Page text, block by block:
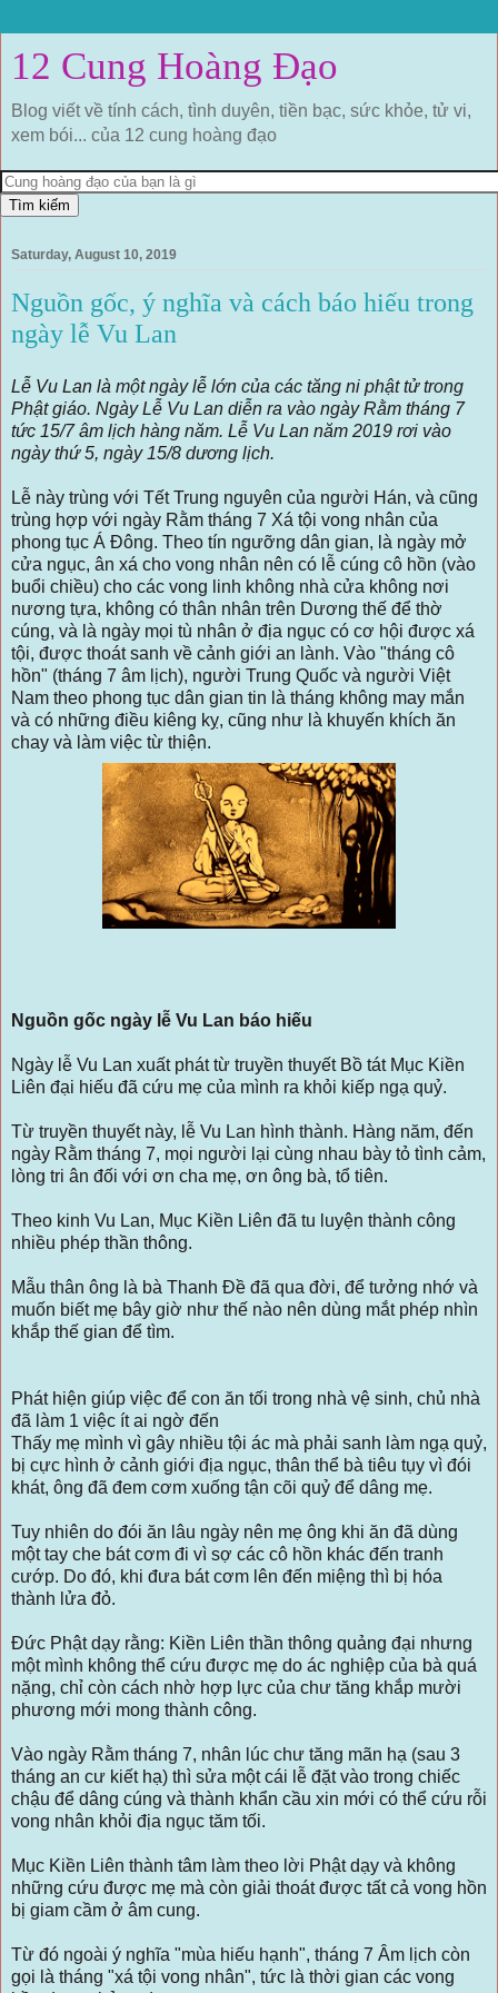
12 Cung Hoàng Đạo
Blog viết về tính cách, tình duyên, tiền bạc, sức khỏe, tử vi,
xem bói... của 12 cung hoàng đạo
Saturday, August 10, 2019
Nguồn gốc, ý nghĩa và cách báo hiếu trong
ngày lễ Vu Lan
Lễ Vu Lan là một ngày lễ lớn của các tăng ni phật tử trong
Phật giáo. Ngày Lễ Vu Lan diễn ra vào ngày Rằm tháng 7
tức 15/7 âm lịch hàng năm. Lễ Vu Lan năm 2019 rơi vào
ngày thứ 5, ngày 15/8 dương lịch.
Lễ này trùng với Tết Trung nguyên của người Hán, và cũng
trùng hợp với ngày Rằm tháng 7 Xá tội vong nhân của
phong tục Á Đông. Theo tín ngưỡng dân gian, là ngày mở
cửa ngục, ân xá cho vong nhân nên có lễ cúng cô hồn (vào
buổi chiều) cho các vong linh không nhà cửa không nơi
nương tựa, không có thân nhân trên Dương thế để thờ
cúng, và là ngày mọi tù nhân ở địa ngục có cơ hội được xá
tội, được thoát sanh về cảnh giới an lành. Vào "tháng cô
hồn" (tháng 7 âm lịch), người Trung Quốc và người Việt
Nam theo phong tục dân gian tin là tháng không may mắn
và có những điều kiêng kỵ, cũng như là khuyến khích ăn
chay và làm việc từ thiện.
Nguồn gốc ngày lễ Vu Lan báo hiếu
Ngày lễ Vu Lan xuất phát từ truyền thuyết Bồ tát Mục Kiền
Liên đại hiếu đã cứu mẹ của mình ra khỏi kiếp ngạ quỷ.
Từ truyền thuyết này, lễ Vu Lan hình thành. Hàng năm, đến
ngày Rằm tháng 7, mọi người lại cùng nhau bày tỏ tình cảm,
lòng tri ân đối với ơn cha mẹ, ơn ông bà, tổ tiên.
Theo kinh Vu Lan, Mục Kiền Liên đã tu luyện thành công
nhiều phép thần thông.
Mẫu thân ông là bà Thanh Đề đã qua đời, để tưởng nhớ và
muốn biết mẹ bây giờ như thế nào nên dùng mắt phép nhìn
khắp thế gian để tìm.
Phát hiện giúp việc để con ăn tối trong nhà vệ sinh, chủ nhà
đã làm 1 việc ít ai ngờ đến
Thấy mẹ mình vì gây nhiều tội ác mà phải sanh làm ngạ quỷ,
bị cực hình ở cảnh giới địa ngục, thân thể bà tiêu tụy vì đói
khát, ông đã đem cơm xuống tận cõi quỷ để dâng mẹ.
Tuy nhiên do đói ăn lâu ngày nên mẹ ông khi ăn đã dùng
một tay che bát cơm đi vì sợ các cô hồn khác đến tranh
cướp. Do đó, khi đưa bát cơm lên đến miệng thì bị hóa
thành lửa đỏ.
Đức Phật dạy rằng: Kiền Liên thần thông quảng đại nhưng
một mình không thể cứu được mẹ do ác nghiệp của bà quá
nặng, chỉ còn cách nhờ hợp lực của chư tăng khắp mười
phương mới mong thành công.
Vào ngày Rằm tháng 7, nhân lúc chư tăng mãn hạ (sau 3
tháng an cư kiết hạ) thì sửa một cái lễ đặt vào trong chiếc
chậu để dâng cúng và thành khẩn cầu xin mới có thể cứu rỗi
vong nhân khỏi địa ngục tăm tối.
Mục Kiền Liên thành tâm làm theo lời Phật dạy và không
những cứu được mẹ mà còn giải thoát được tất cả vong hồn
bị giam cầm ở âm cung.
Từ đó ngoài ý nghĩa "mùa hiếu hạnh", tháng 7 Âm lịch còn
gọi là tháng "xá tội vong nhân", tức là thời gian các vong